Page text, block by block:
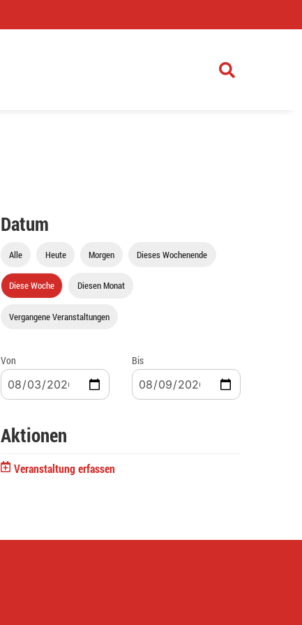
Datum
Alle Heute Morgen Dieses Wochenende
Diese Woche Diesen Monat
Vergangene Veranstaltungen
Von Bis
Aktionen
Veranstaltung erfassen